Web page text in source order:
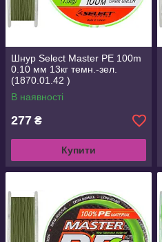
Шнур Select Master PE 100m
0.10 мм 13кг темн.-зел.
(1870.01.42 )
В наявності
277 ₴
Купити